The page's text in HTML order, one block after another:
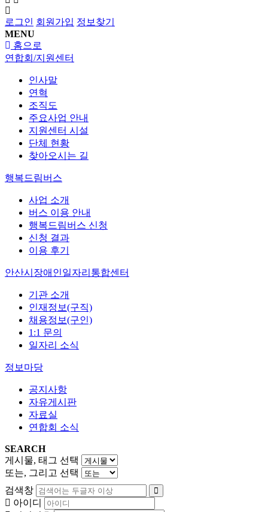
로그인 회원가입 정보찾기
MENU
홈으로
연합회/지원센터
인사말
연혁
조직도
주요사업 안내
지원센터 시설
단체 현황
찾아오시는 길
행복드림버스
사업 소개
버스 이용 안내
행복드림버스 신청
신청 결과
이용 후기
안산시장애인일자리통합센터
기관 소개
인재정보(구직)
채용정보(구인)
1:1 문의
일자리 소식
정보마당
공지사항
자유게시판
자료실
연합회 소식
SEARCH
게시물, 태그 선택
또는, 그리고 선택
검색창
아이디